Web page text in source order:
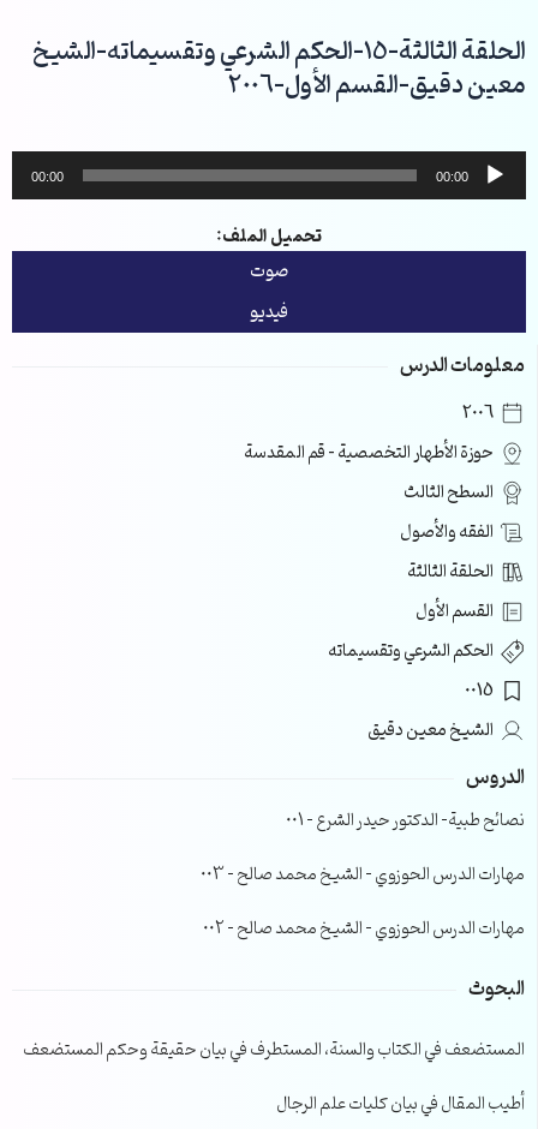
إلى
الحلقة الثالثة-15-الحكم الشرعي وتقسيماته-الشيخ
معين دقيق-القسم الأول-2006
مشغل
الصوت
00:00
00:00
تحميل الملف:
صوت
فيديو
معلومات الدرس
2006
حوزة الأطهار التخصصية – قم المقدسة
السطح الثالث
الفقه والأصول
الحلقة الثالثة
القسم الأول
الحكم الشرعي وتقسيماته
0015
الشيخ معين دقيق
الدروس
نصائح طبية- الدكتور حيدر الشرع – 001
مهارات الدرس الحوزوي – الشيخ محمد صالح – 003
مهارات الدرس الحوزوي – الشيخ محمد صالح – 002
البحوث
المستضعف في الكتاب والسنة، المستطرف في بيان حقيقة وحكم المستضعف
أطيب المقال في بيان كليات علم الرجال